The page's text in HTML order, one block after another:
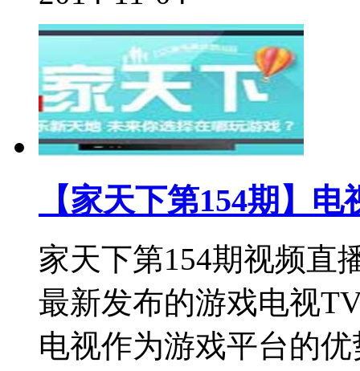
【家天下第154期】
家天下第154期视频直
最新发布的游戏电视
电视作为游戏平台的